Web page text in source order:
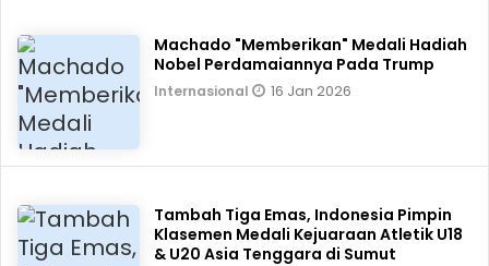
Machado "Memberikan" Medali Hadiah
Nobel Perdamaiannya Pada Trump
Internasional 16 Jan 2026
Tambah Tiga Emas, Indonesia Pimpin
Klasemen Medali Kejuaraan Atletik U18
& U20 Asia Tenggara di Sumut